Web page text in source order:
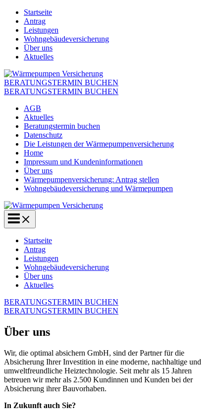
Zum
Inhalt
springen
Startseite
Antrag
Leistungen
Wohngebäudeversicherung
Über uns
Aktuelles
BERATUNGSTERMIN BUCHEN
BERATUNGSTERMIN BUCHEN
AGB
Aktuelles
Beratungstermin buchen
Datenschutz
Die Leistungen der Wärmepumpenversicherung
Home
Impressum und Kundeninformationen
Über uns
Wärmepumpenversicherung: Antrag stellen
Wohngebäudeversicherung und Wärmepumpen
Main
Menu
Startseite
Antrag
Leistungen
Wohngebäudeversicherung
Über uns
Aktuelles
BERATUNGSTERMIN BUCHEN
BERATUNGSTERMIN BUCHEN
Über uns
Wir, die optimal absichern GmbH, sind der Partner für die
Absicherung Ihrer Investition in eine moderne, nachhaltige und
umweltfreundliche Heiztechnologie. Seit mehr als 15 Jahren
betreuen wir mehr als 2.500 Kundinnen und Kunden bei der
Absicherung ihrer Bauvorhaben.
In Zukunft auch Sie?